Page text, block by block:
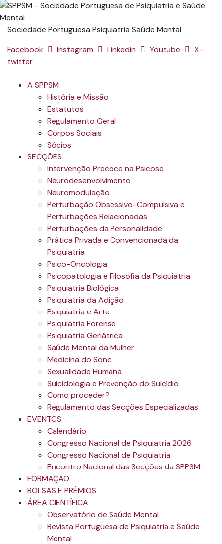
Sociedade Portuguesa Psiquiatria Saúde Mental
Facebook
Instagram Linkedin Youtube
X-
twitter
A SPPSM
História e Missão
Estatutos
Regulamento Geral
Corpos Sociais
Sócios
SECÇÕES
Intervenção Precoce na Psicose
Neurodesenvolvimento
Neuromodulação
Perturbação Obsessivo-Compulsiva e
Perturbações Relacionadas
Perturbações da Personalidade
Prática Privada e Convencionada da
Psiquiatria
Psico-Oncologia
Psicopatologia e Filosofia da Psiquiatria
Psiquiatria Biológica
Psiquiatria da Adição
Psiquiatria e Arte
Psiquiatria Forense
Psiquiatria Geriátrica
Saúde Mental da Mulher
Medicina do Sono
Sexualidade Humana
Suicidologia e Prevenção do Suicídio
Como proceder?
Regulamento das Secções Especializadas
EVENTOS
Calendário
Congresso Nacional de Psiquiatria 2026
Congresso Nacional de Psiquiatria
Encontro Nacional das Secções da SPPSM
FORMAÇÃO
BOLSAS E PRÉMIOS
ÁREA CIENTÍFICA
Observatório de Saúde Mental
Revista Portuguesa de Psiquiatria e Saúde
Mental